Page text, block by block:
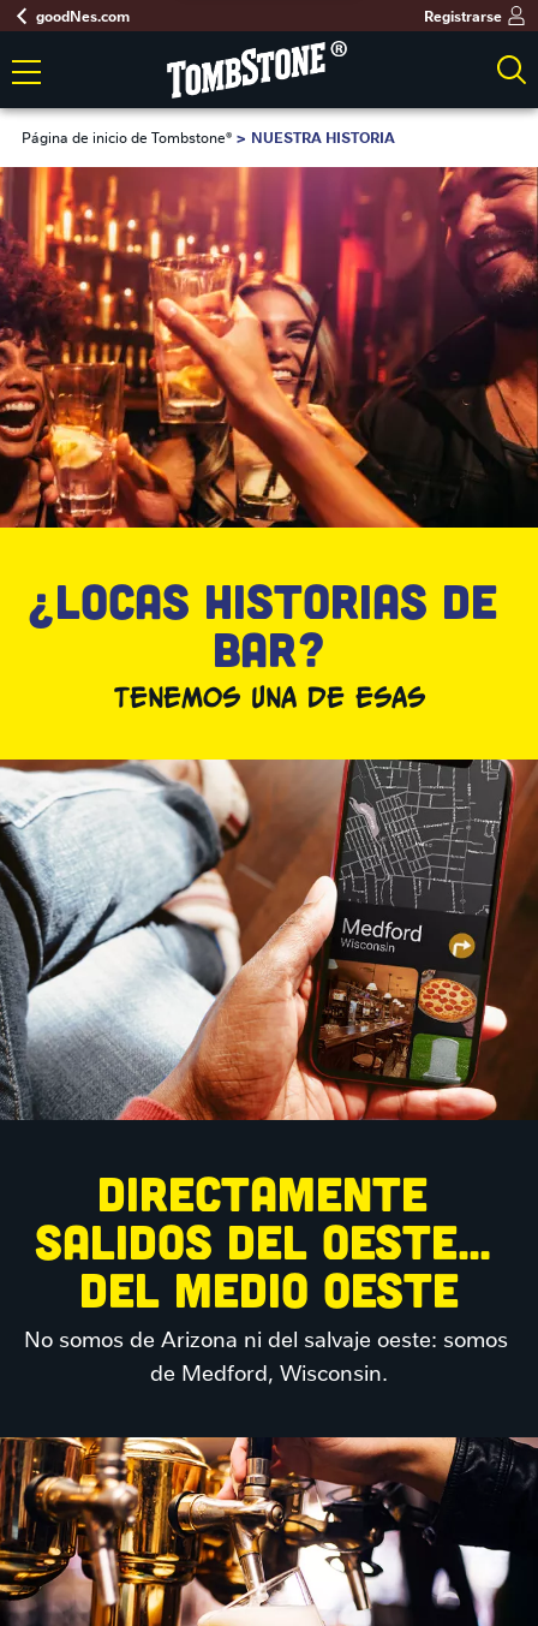
goodNes.com Registrarse
Página de inicio de Tombstone® NUESTRA HISTORIA
¿LOCAS HISTORIAS DE
BAR?
TENEMOS UNA DE ESAS
DIRECTAMENTE
SALIDOS DEL OESTE...
DEL MEDIO OESTE
No somos de Arizona ni del salvaje oeste: somos
de Medford, Wisconsin.